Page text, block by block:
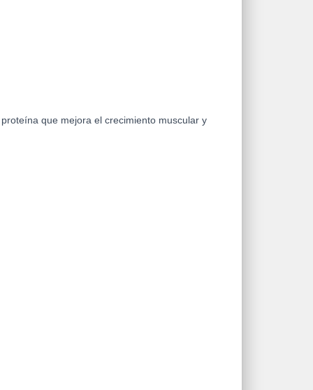
que mejora el crecimiento muscular y